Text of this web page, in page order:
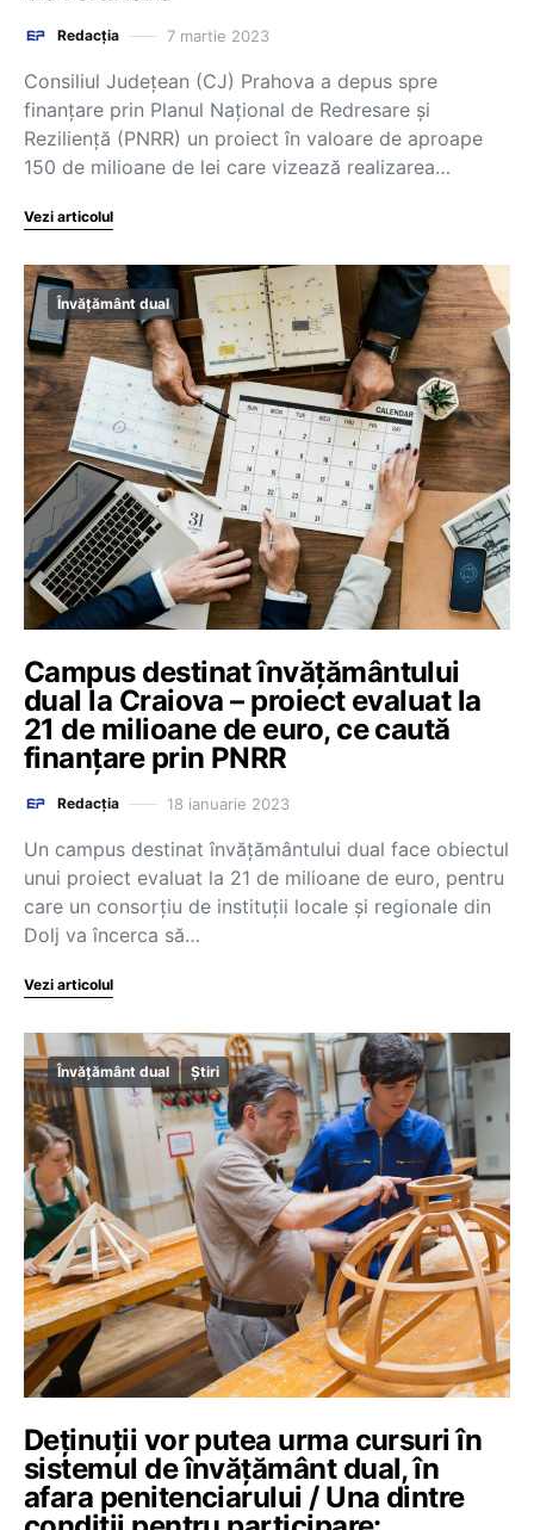
Redacția 7 martie 2023
Consiliul Judeţean (CJ) Prahova a depus spre
finanţare prin Planul Naţional de Redresare şi
Rezilienţă (PNRR) un proiect în valoare de aproape
150 de milioane de lei care vizează realizarea…
Vezi articolul
Învățământ dual
Campus destinat învățământului
dual la Craiova – proiect evaluat la
21 de milioane de euro, ce caută
finanțare prin PNRR
Redacția 18 ianuarie 2023
Un campus destinat învățământului dual face obiectul
unui proiect evaluat la 21 de milioane de euro, pentru
care un consorțiu de instituții locale și regionale din
Dolj va încerca să…
Vezi articolul
Învățământ dual Știri
Deținuții vor putea urma cursuri în
sistemul de învățământ dual, în
afara penitenciarului / Una dintre